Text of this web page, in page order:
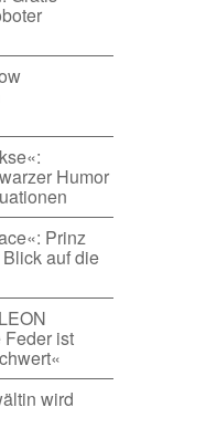
Humor
Prinz
auf die
ist
wird